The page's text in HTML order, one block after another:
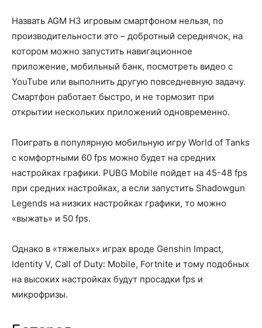
Назвать AGM H3 игровым смартфоном нельзя, по
производительности это – добротный середнячок, на
котором можно запустить навигационное
приложение, мобильный банк, посмотреть видео с
YouTube или выполнить другую повседневную задачу.
Смартфон работает быстро, и не тормозит при
открытии нескольких приложений одновременно.
Поиграть в популярную мобильную игру World of Tanks
с комфортными 60 fps можно будет на средних
настройках графики. PUBG Mobile пойдет на 45-48 fps
при средних настройках, а если запустить Shadowgun
Legends на низких настройках графики, то можно
«выжать» и 50 fps.
Однако в «тяжелых» играх вроде Genshin Impact,
Identity V, Call of Duty: Mobile, Fortnite и тому подобных
на высоких настройках будут просадки fps и
микрофризы.